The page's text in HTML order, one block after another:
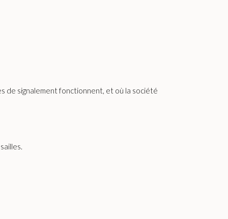
de signalement fonctionnent, et où la société